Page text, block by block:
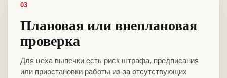
03
Плановая или внеплановая
проверка
Для цеха выпечки есть риск штрафа, предписания
или приостановки работы из-за отсутствующих